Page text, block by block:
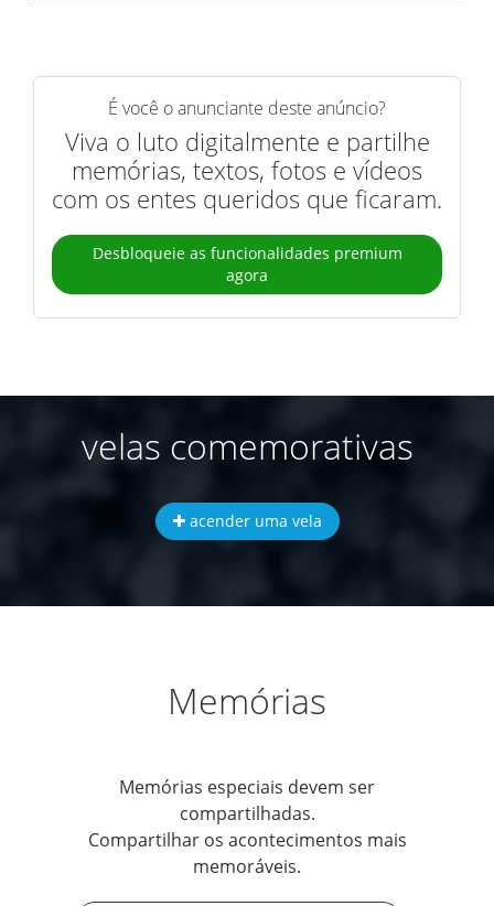
É você o anunciante deste anúncio?
Viva o luto digitalmente e partilhe
memórias, textos, fotos e vídeos
com os entes queridos que ficaram.
Desbloqueie as funcionalidades premium
agora
velas comemorativas
acender uma vela
Memórias
Memórias especiais devem ser
compartilhadas.
Compartilhar os acontecimentos mais
memoráveis.